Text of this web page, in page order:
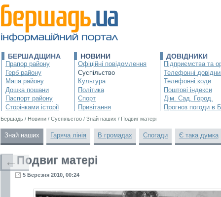
БЕРШАДЩИНА
Прапор району
Герб району
Мапа району
Дошка пошани
Паспорт району
Сторінками історії
НОВИНИ
Офіційні повідомлення
Суспільство
Культура
Політика
Спорт
Привітання
ДОВІДНИКИ
Підприємства та
Телефонні
Телефонні коди
Поштові індекси
Дім. Сад. Город.
Прогноз погоди в
Бершадь / Новини / Суспільство / Знай наших / Подвиг матері
Знай наших Гаряча лінія В громадах Спогади Є така думка
Подвиг матері
5 Березня 2010, 00:24
←